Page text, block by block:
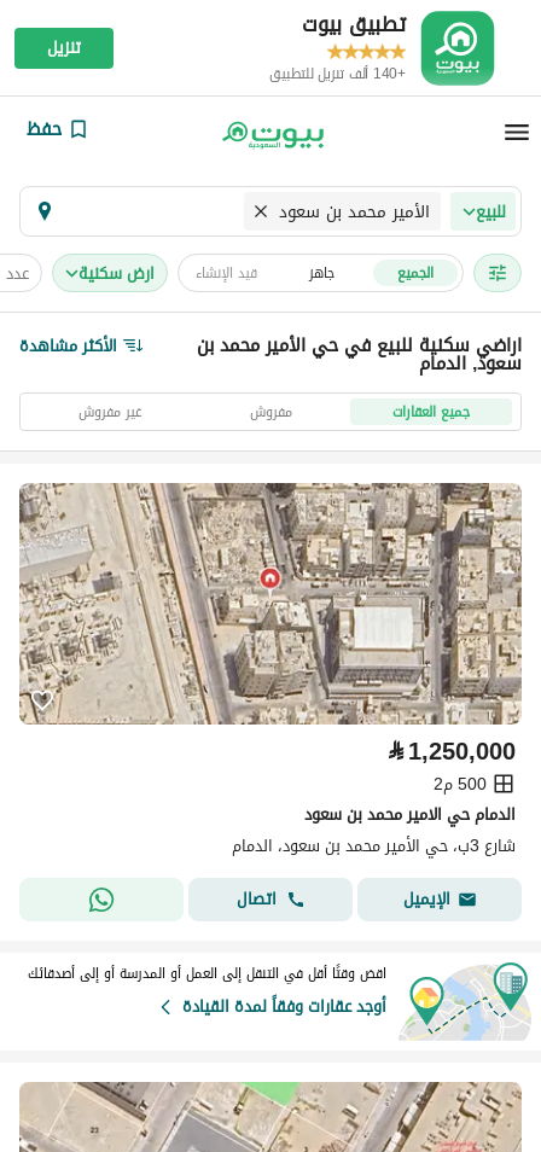
تطبيق بيوت
+140 ألف تنزيل للتطبيق
تنزيل
حفظ
للبيع الأمير محمد بن سعود
الجميع جاهز قيد الإنشاء ارض سكنية
اراضي سكنية للبيع في حي الأمير محمد بن
سعود, الدمام الأكثر مشاهدة
جميع العقارات مفروش غير مفروش
⃁1,250,000
500 م2
الدمام حي الامير محمد بن سعود
شارع 3ب، حي الأمير محمد بن سعود، الدمام
الإيميل
اتصال
اقض وقتًا أقل في التنقل إلى العمل أو المدرسة أو إلى أصدقائك
أوجد عقارات وفقاً لمدة القيادة